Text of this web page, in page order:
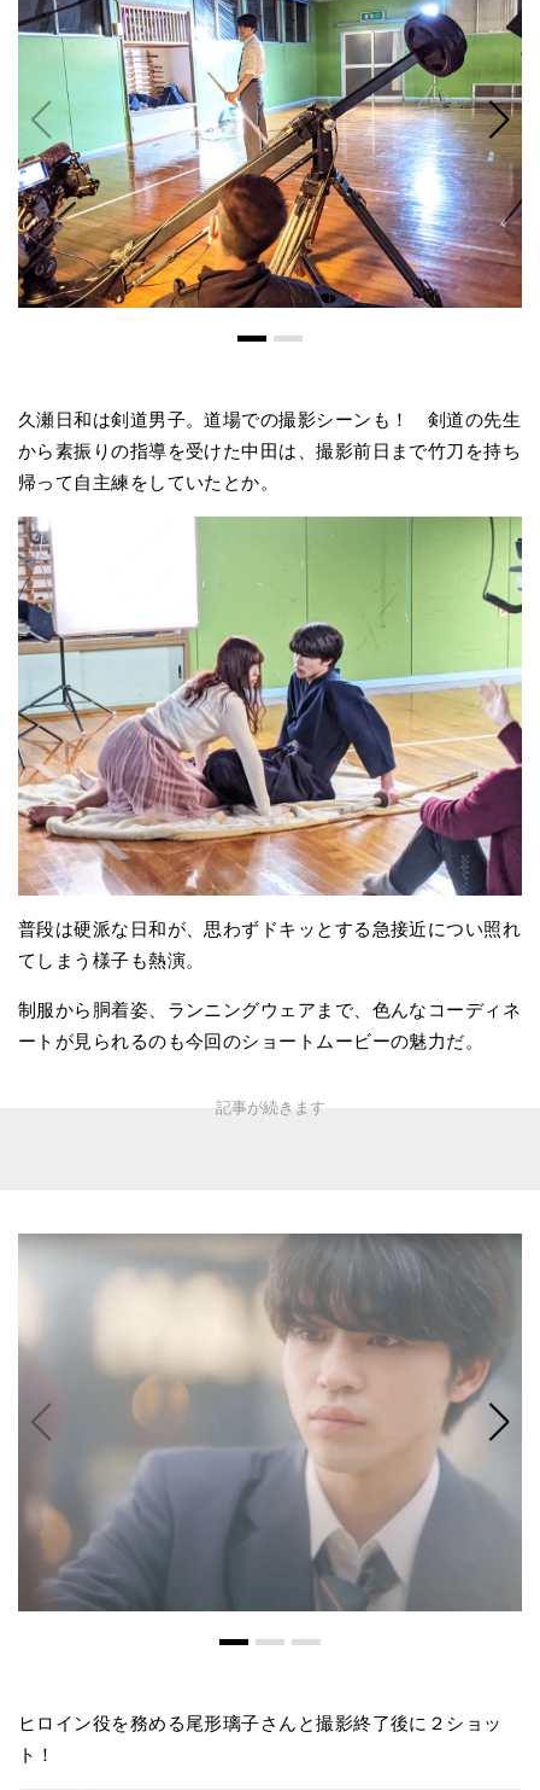
久瀬日和は剣道男子。道場での撮影シーンも！ 剣道の先生
から素振りの指導を受けた中田は、撮影前日まで竹刀を持ち
帰って自主練をしていたとか。
普段は硬派な日和が、思わずドキッとする急接近につい照れ
てしまう様子も熱演。
制服から胴着姿、ランニングウェアまで、色んなコーディネ
ートが見られるのも今回のショートムービーの魅力だ。
ヒロイン役を務める尾形璃子さんと撮影終了後に２ショッ
ト！